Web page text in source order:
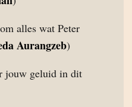
alles wat Peter
Aurangzeb)
jouw geluid in dit